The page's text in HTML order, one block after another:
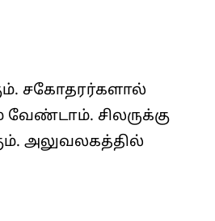
சகோதரர்களால்
வேண்டாம். சிலருக்கு
அலுவலகத்தில்